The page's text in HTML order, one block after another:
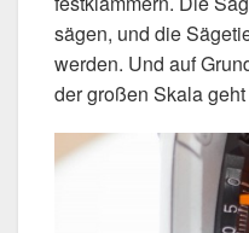
sägen, und die
werden. Und auf
der großen Skala